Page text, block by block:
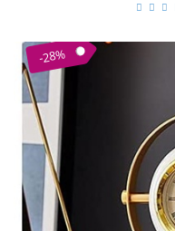
Tiare
Destinatari
Bijuterii Femei
Bijuterii Copii
Bijuterii Mirese
Selectii
Reduceri
Cele mai noi
-28%